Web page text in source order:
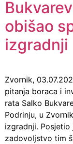
obišao
izgradnji
Zvornik,
pitanja boraca i
rata Salko
Podrinju, u
izgradnji. Posjetio
zadovoljstvo tim